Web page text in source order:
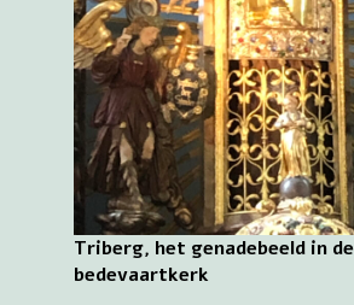
Triberg, het genadebeeld in de
bedevaartkerk